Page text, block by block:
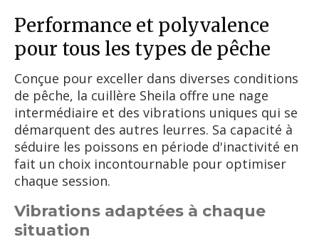
Performance et polyvalence
pour tous les types de pêche
Conçue pour exceller dans diverses conditions
de pêche, la cuillère Sheila offre une nage
intermédiaire et des vibrations uniques qui se
démarquent des autres leurres. Sa capacité à
séduire les poissons en période d'inactivité en
fait un choix incontournable pour optimiser
chaque session.
Vibrations adaptées à chaque
situation